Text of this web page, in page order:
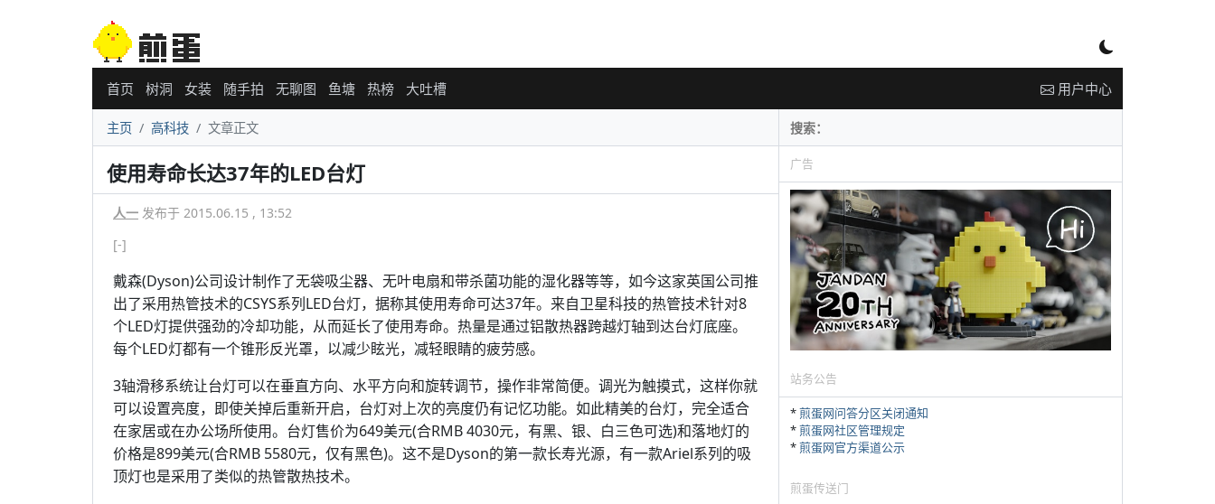
首页 树洞 女装 随手拍 无聊图 鱼塘 热榜 大吐槽 用户中心
主页 高科技 文章正文
使用寿命长达37年的LED台灯
人一 发布于 2015.06.15 , 13:52
[-]
戴森(Dyson)公司设计制作了无袋吸尘器、无叶电扇和带杀菌功能的湿化器等等，如今这家英国公司推
出了采用热管技术的CSYS系列LED台灯，据称其使用寿命可达37年。来自卫星科技的热管技术针对8
个LED灯提供强劲的冷却功能，从而延长了使用寿命。热量是通过铝散热器跨越灯轴到达台灯底座。
每个LED灯都有一个锥形反光罩，以减少眩光，减轻眼睛的疲劳感。
3轴滑移系统让台灯可以在垂直方向、水平方向和旋转调节，操作非常简便。调光为触摸式，这样你就
可以设置亮度，即使关掉后重新开启，台灯对上次的亮度仍有记忆功能。如此精美的台灯，完全适合
在家居或在办公场所使用。台灯售价为649美元(合RMB 4030元，有黑、银、白三色可选)和落地灯的
价格是899美元(合RMB 5580元，仅有黑色)。这不是Dyson的第一款长寿光源，有一款Ariel系列的吸
顶灯也是采用了类似的热管散热技术。
广告
站务公告
*煎蛋网问答分区关闭通知
*煎蛋网社区管理规定
*煎蛋网官方渠道公示
煎蛋传送门